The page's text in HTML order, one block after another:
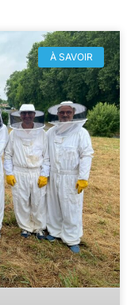
À SAVOIR